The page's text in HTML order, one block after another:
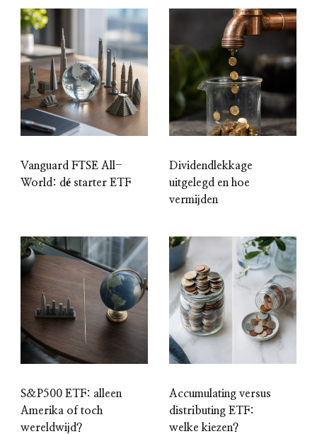
Vanguard FTSE All-
World: dé starter ETF
Dividendlekkage
uitgelegd en hoe
vermijden
S&P500 ETF: alleen
Amerika of toch
wereldwijd?
Accumulating versus
distributing ETF:
welke kiezen?